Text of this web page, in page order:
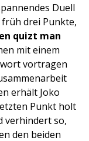
Duell
drei Punkte,
quizt man
mit einem
vortragen
erhält Joko
Punkt holt
verhindert so,
den beiden